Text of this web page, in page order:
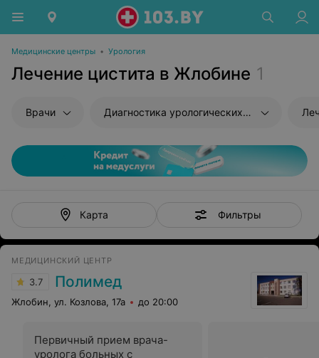
Медицинские центры • Урология
Лечение цистита в Жлобине 1
Врачи Диагностика урологических заболеваний
Карта Фильтры
МЕДИЦИНСКИЙ ЦЕНТР
3.7 Полимед
Жлобин, ул. Козлова, 17а до 20:00
Первичный прием врача-
уролога больных с